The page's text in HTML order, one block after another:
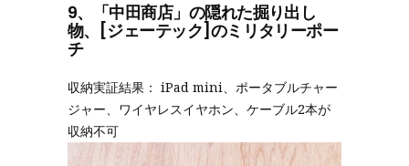
9、「中田商店」の隠れた掘り出し
物、[ジェーテック]のミリタリーポー
チ
収納実証結果： iPad mini、ポータブルチャー
ジャー、ワイヤレスイヤホン、ケーブル2本が
収納不可